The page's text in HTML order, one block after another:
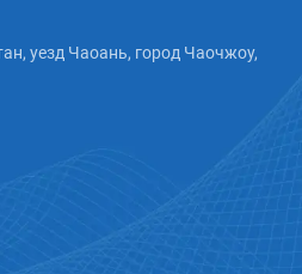
уезд Чаоань, город Чаочжоу,